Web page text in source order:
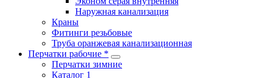
Наружная канализация
Краны
Фитинги резьбовые
Труба оранжевая канализационная
Перчатки рабочие *
Перчатки зимние
Каталог 1